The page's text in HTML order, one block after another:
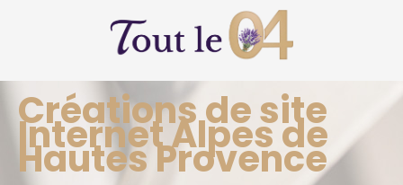
Créations de site
Internet Alpes de
Hautes Provence